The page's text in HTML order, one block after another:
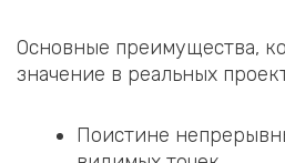
Основные преимущества,
значение в реальных
Поистине